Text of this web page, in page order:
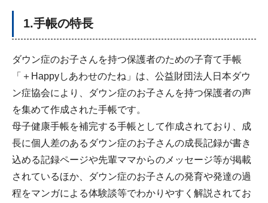
1.手帳の特長
ダウン症のお子さんを持つ保護者のための子育て手帳
「＋Happyしあわせのたね」は、公益財団法人日本ダウ
ン症協会により、ダウン症のお子さんを持つ保護者の声
を集めて作成された手帳です。
母子健康手帳を補完する手帳として作成されており、成
長に個人差のあるダウン症のお子さんの成長記録が書き
込める記録ページや先輩ママからのメッセージ等が掲載
されているほか、ダウン症のお子さんの発育や発達の過
程をマンガによる体験談等でわかりやすく解説されてお